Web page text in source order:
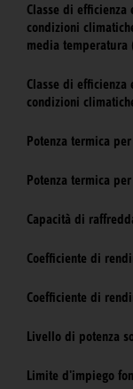
Classe di
condizioni
media
Classe di
condizioni
Potenza termica
Potenza termica
Capacità di
Coefficiente di
Coefficiente di
Livello di potenza
Limite d'impiego